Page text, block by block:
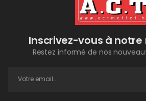
Inscrivez-vous à
Restez informé de nos